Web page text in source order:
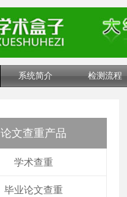
系统简介 检测流程
论文查重产品
学术查重
毕业论文查重